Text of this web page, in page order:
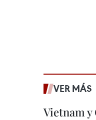
VER MÁS
Vietnam